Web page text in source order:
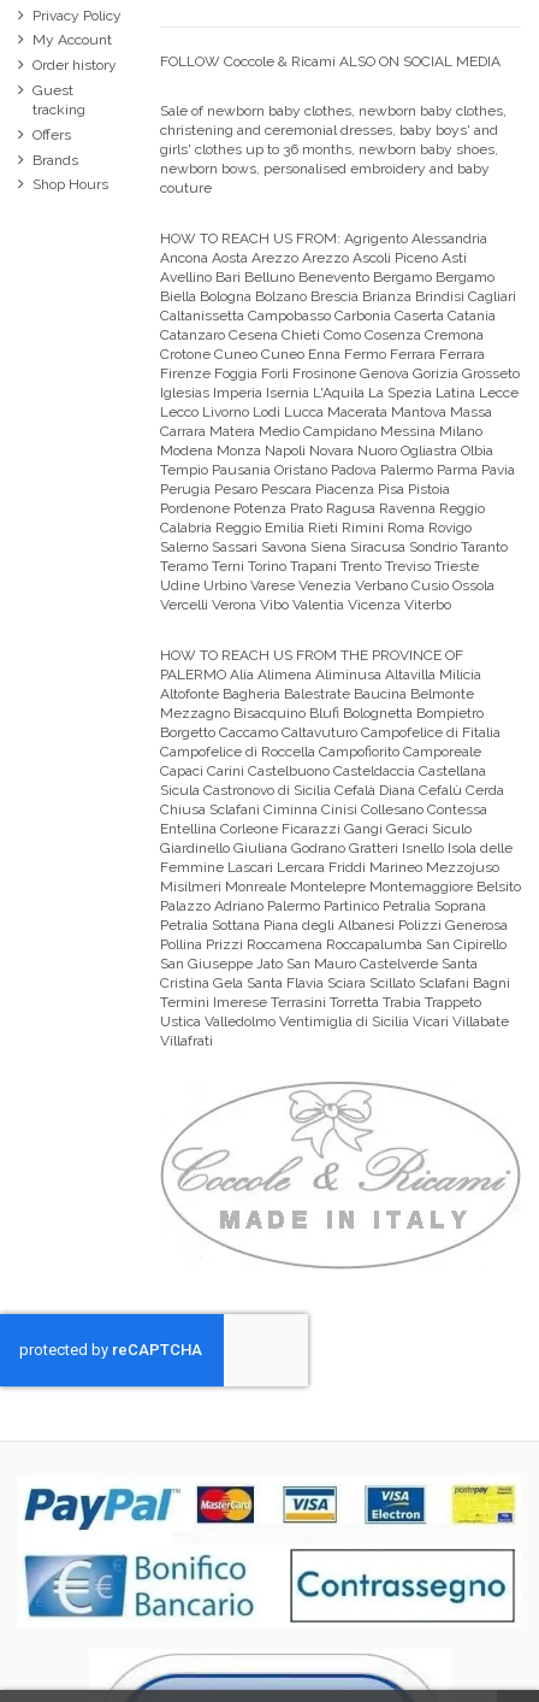
Privacy Policy
My Account
Order history
Guest
tracking
Offers
Brands
Shop Hours
FOLLOW Coccole & Ricami ALSO ON SOCIAL MEDIA
Sale of newborn baby clothes, newborn baby clothes,
christening and ceremonial dresses, baby boys' and
girls' clothes up to 36 months, newborn baby shoes,
newborn bows, personalised embroidery and baby
couture
HOW TO REACH US FROM: Agrigento Alessandria
Ancona Aosta Arezzo Arezzo Ascoli Piceno Asti
Avellino Bari Belluno Benevento Bergamo Bergamo
Biella Bologna Bolzano Brescia Brianza Brindisi Cagliari
Caltanissetta Campobasso Carbonia Caserta Catania
Catanzaro Cesena Chieti Como Cosenza Cremona
Crotone Cuneo Cuneo Enna Fermo Ferrara Ferrara
Firenze Foggia Forli Frosinone Genova Gorizia Grosseto
Iglesias Imperia Isernia L'Aquila La Spezia Latina Lecce
Lecco Livorno Lodi Lucca Macerata Mantova Massa
Carrara Matera Medio Campidano Messina Milano
Modena Monza Napoli Novara Nuoro Ogliastra Olbia
Tempio Pausania Oristano Padova Palermo Parma Pavia
Perugia Pesaro Pescara Piacenza Pisa Pistoia
Pordenone Potenza Prato Ragusa Ravenna Reggio
Calabria Reggio Emilia Rieti Rimini Roma Rovigo
Salerno Sassari Savona Siena Siracusa Sondrio Taranto
Teramo Terni Torino Trapani Trento Treviso Trieste
Udine Urbino Varese Venezia Verbano Cusio Ossola
Vercelli Verona Vibo Valentia Vicenza Viterbo
HOW TO REACH US FROM THE PROVINCE OF
PALERMO Alia Alimena Aliminusa Altavilla Milicia
Altofonte Bagheria Balestrate Baucina Belmonte
Mezzagno Bisacquino Blufi Bolognetta Bompietro
Borgetto Caccamo Caltavuturo Campofelice di Fitalia
Campofelice di Roccella Campofiorito Camporeale
Capaci Carini Castelbuono Casteldaccia Castellana
Sicula Castronovo di Sicilia Cefalà Diana Cefalù Cerda
Chiusa Sclafani Ciminna Cinisi Collesano Contessa
Entellina Corleone Ficarazzi Gangi Geraci Siculo
Giardinello Giuliana Godrano Gratteri Isnello Isola delle
Femmine Lascari Lercara Friddi Marineo Mezzojuso
Misilmeri Monreale Montelepre Montemaggiore Belsito
Palazzo Adriano Palermo Partinico Petralia Soprana
Petralia Sottana Piana degli Albanesi Polizzi Generosa
Pollina Prizzi Roccamena Roccapalumba San Cipirello
San Giuseppe Jato San Mauro Castelverde Santa
Cristina Gela Santa Flavia Sciara Scillato Sclafani Bagni
Termini Imerese Terrasini Torretta Trabia Trappeto
Ustica Valledolmo Ventimiglia di Sicilia Vicari Villabate
Villafrati